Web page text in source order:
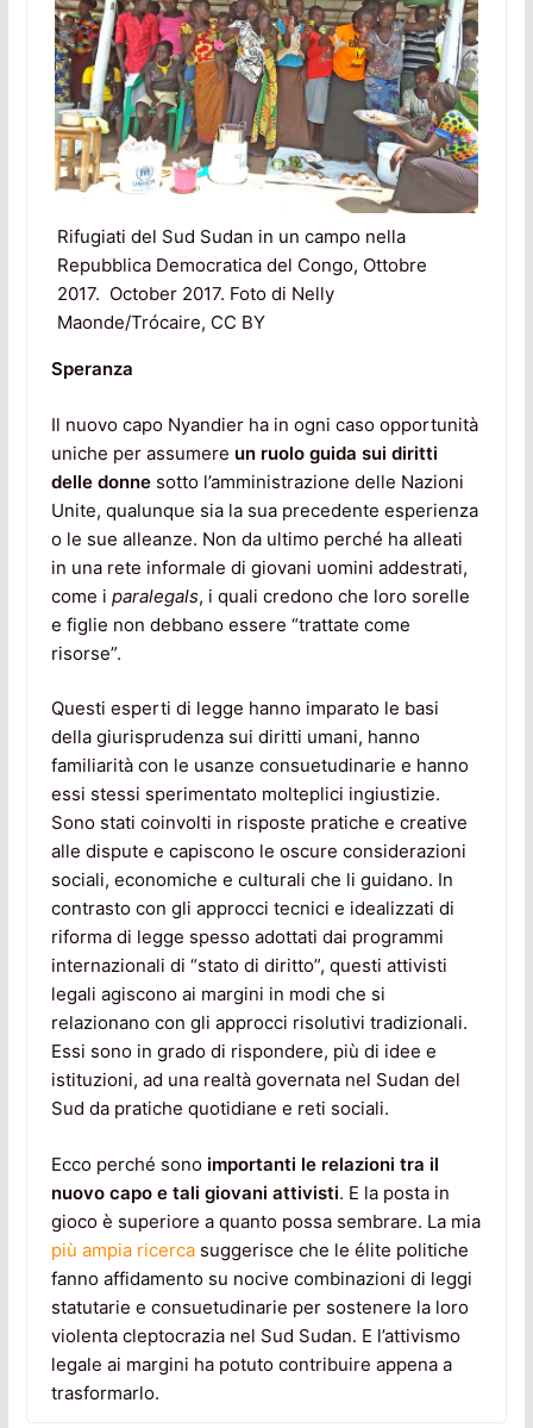
Rifugiati del Sud Sudan in un campo nella
Repubblica Democratica del Congo, Ottobre
2017. October 2017. Foto di Nelly
Maonde/Trócaire, CC BY
Speranza
Il nuovo capo Nyandier ha in ogni caso opportunità
uniche per assumere un ruolo guida sui diritti
delle donnesotto l’amministrazione delle Nazioni
Unite, qualunque sia la sua precedente esperienza
o le sue alleanze. Non da ultimo perché ha alleati
in una rete informale di giovani uomini addestrati,
come i paralegals, i quali credono che loro sorelle
e figlie non debbano essere “trattate come
risorse”.
Questi esperti di legge hanno imparato le basi
della giurisprudenza sui diritti umani, hanno
familiarità con le usanze consuetudinarie e hanno
essi stessi sperimentato molteplici ingiustizie.
Sono stati coinvolti in risposte pratiche e creative
alle dispute e capiscono le oscure considerazioni
sociali, economiche e culturali che li guidano. In
contrasto con gli approcci tecnici e idealizzati di
riforma di legge spesso adottati dai programmi
internazionali di “stato di diritto”, questi attivisti
legali agiscono ai margini in modi che si
relazionano con gli approcci risolutivi tradizionali.
Essi sono in grado di rispondere, più di idee e
istituzioni, ad una realtà governata nel Sudan del
Sud da pratiche quotidiane e reti sociali.
Ecco perché sono importanti le relazioni tra il
nuovo capo e tali giovani attivisti. E la posta in
gioco è superiore a quanto possa sembrare. La mia
più ampia ricercasuggerisce che le élite politiche
fanno affidamento su nocive combinazioni di leggi
statutarie e consuetudinarie per sostenere la loro
violenta cleptocrazia nel Sud Sudan. E l’attivismo
legale ai margini ha potuto contribuire appena a
trasformarlo.